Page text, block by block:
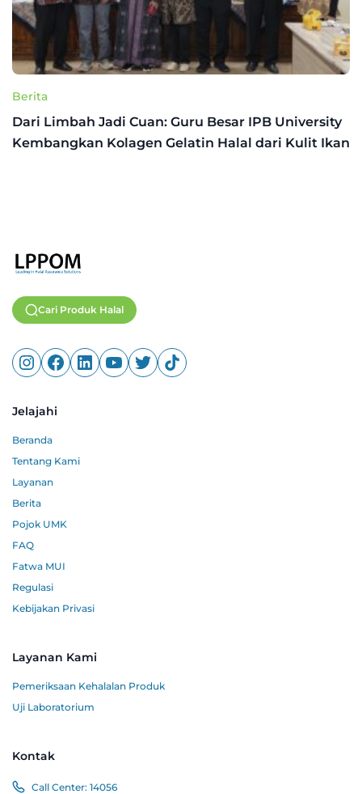
Berita
Dari Limbah Jadi Cuan: Guru Besar IPB University
Kembangkan Kolagen Gelatin Halal dari Kulit Ikan
Cari Produk Halal
Jelajahi
Beranda
Tentang Kami
Layanan
Berita
Pojok UMK
FAQ
Fatwa MUI
Regulasi
Kebijakan Privasi
Layanan Kami
Pemeriksaan Kehalalan Produk
Uji Laboratorium
Kontak
Call Center: 14056